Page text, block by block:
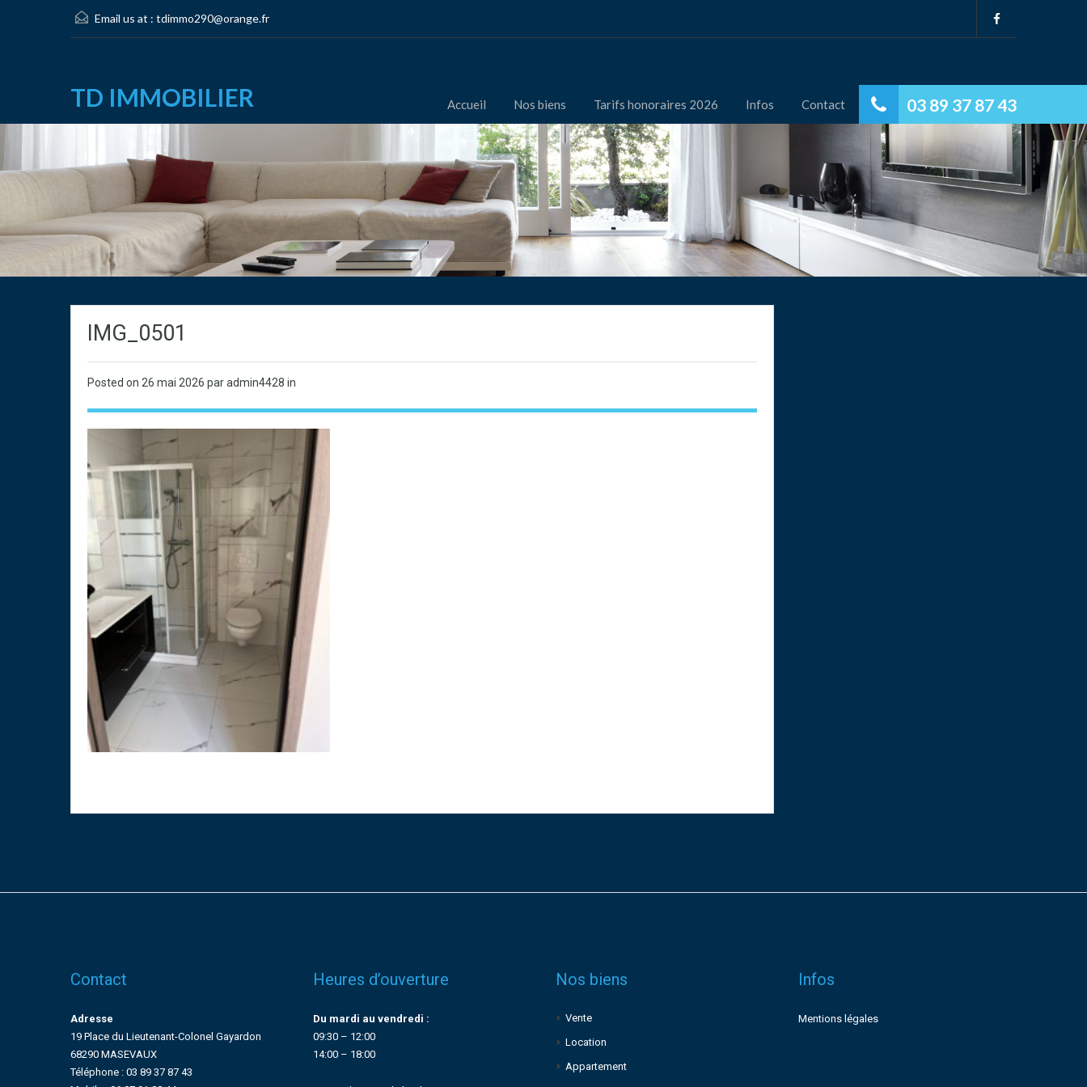
Email us at : tdimmo290@orange.fr
TD IMMOBILIER 03 89 37 87 43
Accueil Nos biens Tarifs honoraires 2026 Infos Contact
IMG_0501
Posted on 26 mai 2026 par admin4428 in
Contact
Adresse
19 Place du Lieutenant-Colonel Gayardon
68290 MASEVAUX
Téléphone : 03 89 37 87 43
Heures d’ouverture
Du mardi au vendredi :
09:30 – 12:00
14:00 – 18:00
Nos biens
Vente
Location
Appartement
Infos
Mentions légales